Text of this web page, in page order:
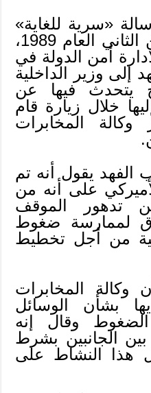
«سرية للغاية»
مؤرخة في 22 تشرين الثاني العام 1989،
أمن الدولة في
إلى وزير الداخلية
يتحدث فيها عن
خلال زيارة قام
المخابرات
الفهد يقول أنه تم
على أنه من
تدهور الموقف
لممارسة ضغوط
من أجل تخطيط
وكالة المخابرات
بشأن الوسائل
الضغوط وقال إنه
الجانبين بشرط
هذا النشاط على